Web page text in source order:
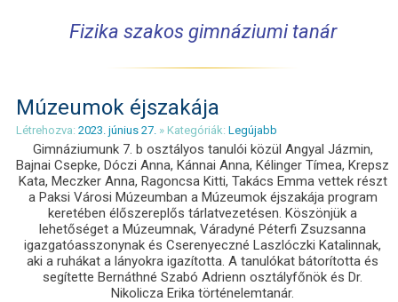
Fizika szakos gimnáziumi tanár
Múzeumok éjszakája
Létrehozva: 2023. június 27. » Kategóriák: Legújabb
Gimnáziumunk 7. b osztályos tanulói közül Angyal Jázmin,
Bajnai Csepke, Dóczi Anna, Kánnai Anna, Kélinger Tímea, Krepsz
Kata, Meczker Anna, Ragoncsa Kitti, Takács Emma vettek részt
a Paksi Városi Múzeumban a Múzeumok éjszakája program
keretében élőszereplős tárlatvezetésen. Köszönjük a
lehetőséget a Múzeumnak, Váradyné Péterfi Zsuzsanna
igazgatóasszonynak és Cserenyeczné Laszlóczki Katalinnak,
aki a ruhákat a lányokra igazította. A tanulókat bátorította és
segítette Bernáthné Szabó Adrienn osztályfőnök és Dr.
Nikolicza Erika történelemtanár.